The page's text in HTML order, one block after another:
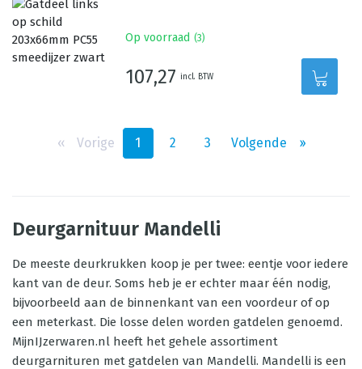
Op voorraad (3)
107,27 incl. BTW
‹‹ Vorige 1 2 3 Volgende ››
Deurgarnituur Mandelli
De meeste deurkrukken koop je per twee: eentje voor iedere
kant van de deur. Soms heb je er echter maar één nodig,
bijvoorbeeld aan de binnenkant van een voordeur of op
een meterkast. Die losse delen worden gatdelen genoemd.
MijnIJzerwaren.nl heeft het gehele assortiment
deurgarnituren met gatdelen van Mandelli. Mandelli is een